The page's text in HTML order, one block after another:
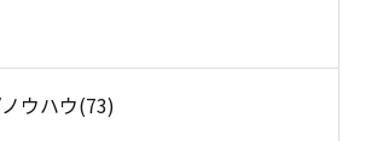
ウハウ(73)